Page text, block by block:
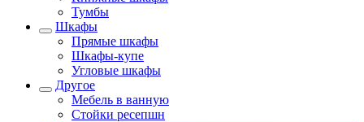
Тумбы
Шкафы
Прямые шкафы
Шкафы-купе
Угловые шкафы
Другое
Мебель в ванную
Стойки ресепшн